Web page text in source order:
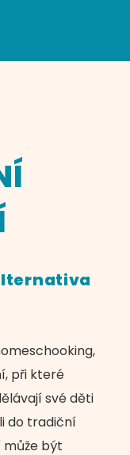
při které
své děti
do tradiční
může být